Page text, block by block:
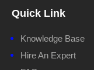
Quick Link
Knowledge Base
Hire An Expert